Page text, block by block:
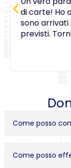
di carte! Ho
sono
previsti.
Come posso
Come posso